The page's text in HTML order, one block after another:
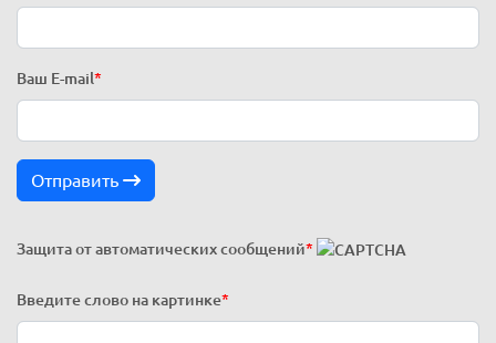
Ваш E-mail *
Отправить
Защита от автоматических сообщений*
Введите слово на картинке*